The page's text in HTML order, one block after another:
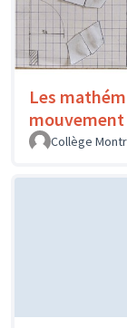
Les
mouvement
Collège